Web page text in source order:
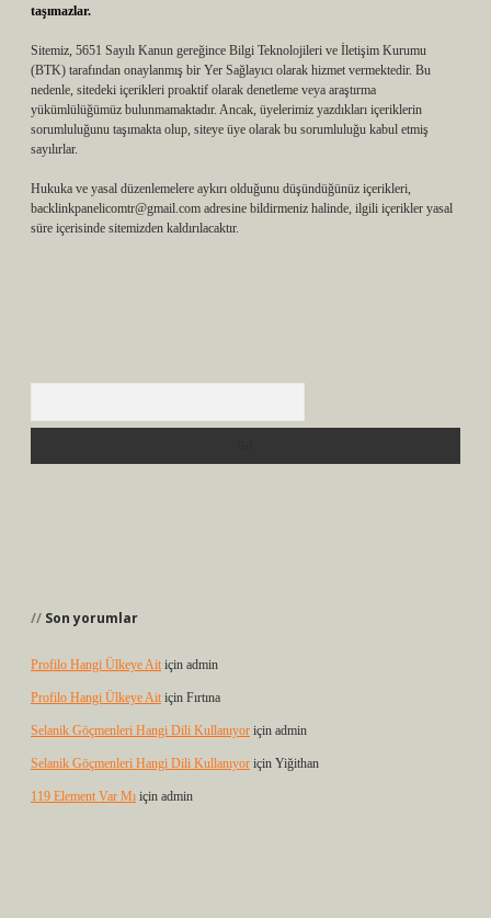
taşımazlar.
Sitemiz, 5651 Sayılı Kanun gereğince Bilgi Teknolojileri ve İletişim Kurumu
(BTK) tarafından onaylanmış bir Yer Sağlayıcı olarak hizmet vermektedir. Bu
nedenle, sitedeki içerikleri proaktif olarak denetleme veya araştırma
yükümlülüğümüz bulunmamaktadır. Ancak, üyelerimiz yazdıkları içeriklerin
sorumluluğunu taşımakta olup, siteye üye olarak bu sorumluluğu kabul etmiş
sayılırlar.
Hukuka ve yasal düzenlemelere aykırı olduğunu düşündüğünüz içerikleri,
backlinkpanelicomtr@gmail.com adresine bildirmeniz halinde, ilgili içerikler yasal
süre içerisinde sitemizden kaldırılacaktır.
Son yorumlar
Profilo Hangi Ülkeye Ait için admin
Profilo Hangi Ülkeye Ait için Fırtına
Selanik Göçmenleri Hangi Dili Kullanıyor için admin
Selanik Göçmenleri Hangi Dili Kullanıyor için Yiğithan
119 Element Var Mı için admin